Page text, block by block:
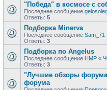
"Победа" в космосе с
Последнее сообщение
Ответы: 5
Подборка Minerva
Последнее сообщение Sam_71
Ответы: 3
Подборка по Angelus
Последнее сообщение HMP «
Ответы: 3
"Лучшие обзоры
форума